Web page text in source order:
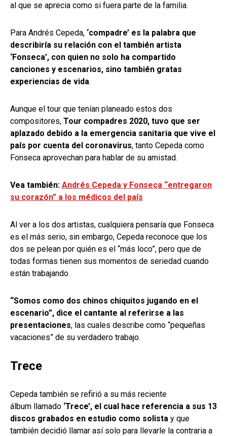
al que se aprecia como si fuera parte de la familia.
Para Andrés Cepeda, ‘compadre’ es la palabra que
describiría su relación con el también artista
‘Fonseca’, con quien no solo ha compartido
canciones y escenarios, sino también gratas
experiencias de vida.
Aunque el tour que tenían planeado estos dos
compositores, Tour compadres 2020, tuvo que ser
aplazado debido a la emergencia sanitaria que vive el
país por cuenta del coronavirus, tanto Cepeda como
Fonseca aprovechan para hablar de su amistad.
Vea también: Andrés Cepeda y Fonseca “entregaron
su corazón” a los médicos del país
Al ver a los dos artistas, cualquiera pensaría que Fonseca
es el más serio, sin embargo, Cepeda reconoce que los
dos se pelean por quién es el “más loco”, pero que de
todas formas tienen sus momentos de seriedad cuando
están trabajando.
“Somos como dos chinos chiquitos jugando en el
escenario”, dice el cantante al referirse a las
presentaciones, las cuales describe como “pequeñas
vacaciones” de su verdadero trabajo.
Trece
Cepeda también se refirió a su más reciente
álbum llamado ‘Trece’, el cual hace referencia a sus 13
discos grabados en estudio como solista y que
también decidió llamar así solo para llevarle la contraria a